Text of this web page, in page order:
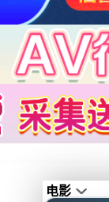
电影